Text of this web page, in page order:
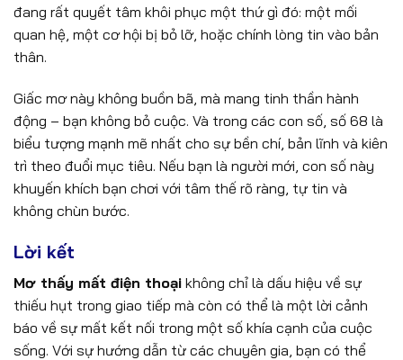
đang rất quyết tâm khôi phục một thứ gì đó: một mối
quan hệ, một cơ hội bị bỏ lỡ, hoặc chính lòng tin vào bản
thân.
Giấc mơ này không buồn bã, mà mang tinh thần hành
động – bạn không bỏ cuộc. Và trong các con số, số 68 là
biểu tượng mạnh mẽ nhất cho sự bền chí, bản lĩnh và kiên
trì theo đuổi mục tiêu. Nếu bạn là người mới, con số này
khuyến khích bạn chơi với tâm thế rõ ràng, tự tin và
không chùn bước.
Lời kết
Mơ thấy mất điện thoại không chỉ là dấu hiệu về sự
thiếu hụt trong giao tiếp mà còn có thể là một lời cảnh
báo về sự mất kết nối trong một số khía cạnh của cuộc
sống. Với sự hướng dẫn từ các chuyên gia, bạn có thể